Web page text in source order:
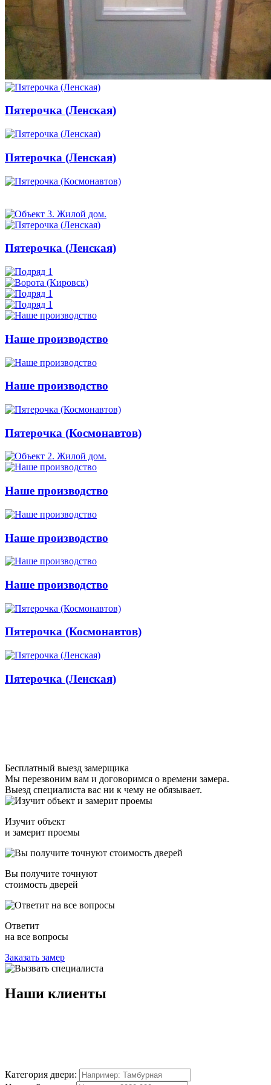
Пятерочка (Ленская)
Пятерочка (Ленская)
Пятерочка (Ленская)
Наше производство
Наше производство
Пятерочка (Космонавтов)
Наше производство
Наше производство
Наше производство
Пятерочка (Космонавтов)
Пятерочка (Ленская)
Бесплатный выезд замерщика
Мы перезвоним вам и договоримся о времени замера.
Выезд специалиста вас ни к чему не обязывает.
Изучит объект
и замерит проемы
Вы получите точнуют
стоимость дверей
Ответит
на все вопросы
Заказать замер
Наши клиенты
Категория двери: